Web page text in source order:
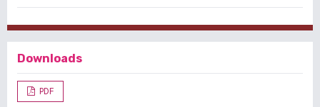
Downloads
PDF